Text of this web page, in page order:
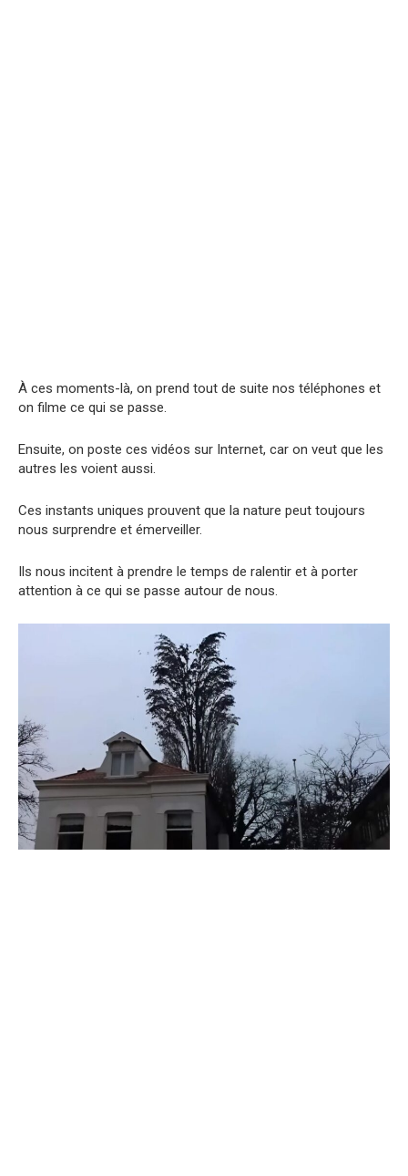
À ces moments-là, on prend tout de suite nos téléphones et
on filme ce qui se passe.
Ensuite, on poste ces vidéos sur Internet, car on veut que les
autres les voient aussi.
Ces instants uniques prouvent que la nature peut toujours
nous surprendre et émerveiller.
Ils nous incitent à prendre le temps de ralentir et à porter
attention à ce qui se passe autour de nous.